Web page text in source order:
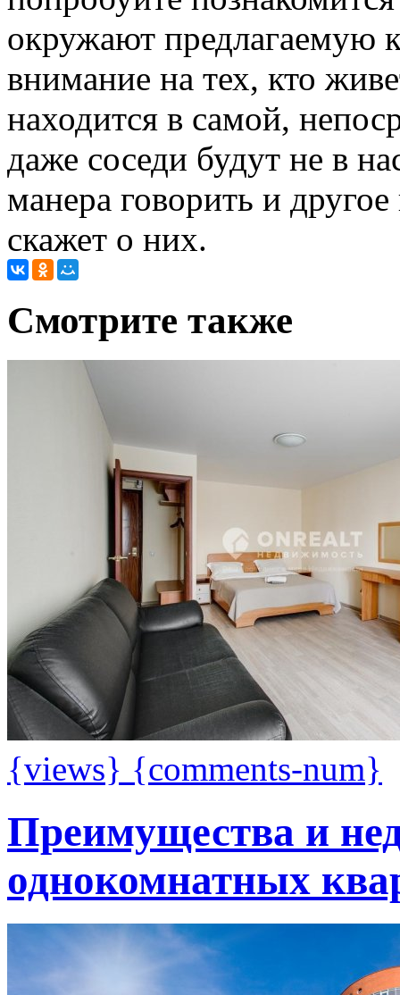
окружают предлагаемую
внимание на тех, кто
находится в самой,
даже соседи будут не в
манера говорить и
скажет о них.
Cмотрите также
{views} {comments-num}
Преимущества и
однокомнатных